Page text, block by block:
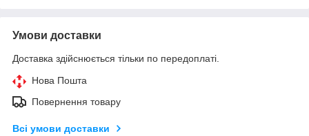
Умови доставки
Доставка здійснюється тільки по передоплаті.
Нова Пошта
Повернення товару
Всі умови доставки